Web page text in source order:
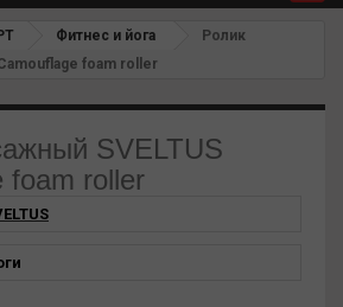
Фитнес и йога
Ролик
foam roller
SVELTUS
foam roller